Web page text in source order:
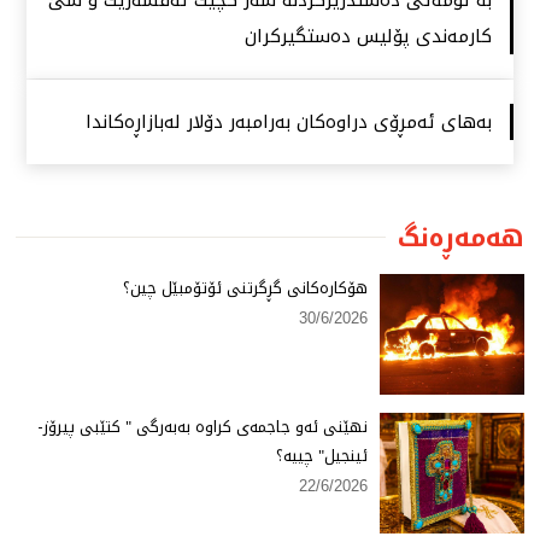
كارمەندی پۆلیس دەستگیركران
بەهای ئەمڕۆی دراوەكان بەرامبەر دۆلار لەبازاڕەكاندا
هەمەڕەنگ
هۆكارەكانی گڕگرتنی ئۆتۆمبێل چین؟
30/6/2026
نهێنی ئەو جاجمەی كراوە بەبەرگی " كتێبی پیرۆز-
ئینجیل" چییە؟
22/6/2026